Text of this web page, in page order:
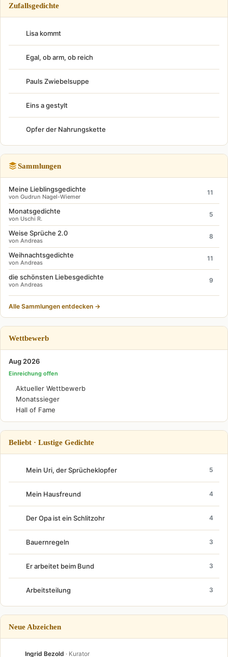
Zufallsgedichte
Lisa kommt
Egal, ob arm, ob reich
Pauls Zwiebelsuppe
Eins a gestylt
Opfer der Nahrungskette
Sammlungen
Meine Lieblingsgedichte
von Gudrun Nagel-Wiemer
11
Monatsgedichte
von Uschi R.
5
Weise Sprüche 2.0
von Andreas
8
Weihnachtsgedichte
von Andreas
11
die schönsten Liebesgedichte
von Andreas
9
Alle Sammlungen entdecken →
Wettbewerb
Aug 2026
Einreichung offen
Aktueller Wettbewerb
Monatssieger
Hall of Fame
Beliebt · Lustige Gedichte
Mein Uri, der Sprücheklopfer 5
Mein Hausfreund 4
Der Opa ist ein Schlitzohr 4
Bauernregeln 3
Er arbeitet beim Bund 3
Arbeitsteilung 3
Neue Abzeichen
Ingrid Bezold · Kurator